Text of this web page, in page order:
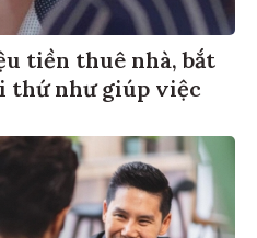
tiền thuê nhà, bắt
thứ như giúp việc